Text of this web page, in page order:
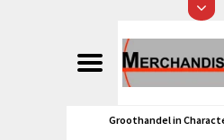
Groothandel in